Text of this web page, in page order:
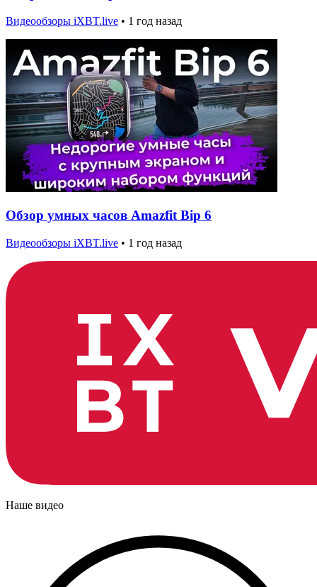
Видеообзоры iXBT.live • 1 год назад
Обзор умных часов Amazfit Bip 6
Видеообзоры iXBT.live • 1 год назад
Наше видео